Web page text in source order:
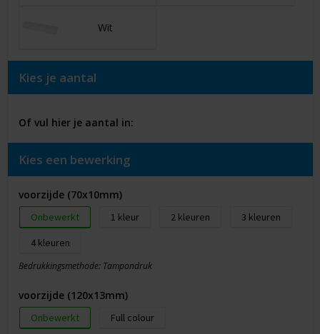
Wit
Kies je aantal
Of vul hier je aantal in:
Kies een bewerking
voorzijde (70x10mm)
Onbewerkt 1 2
3
4
Bedrukkingsmethode: Tampondruk
voorzijde (120x13mm)
Onbewerkt Full colour